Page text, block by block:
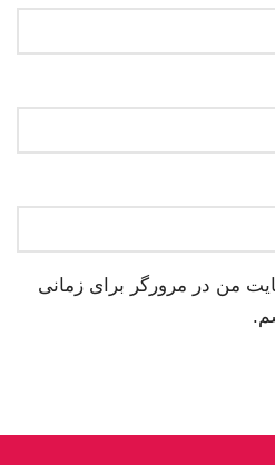
من در مرورگر برای زمانی